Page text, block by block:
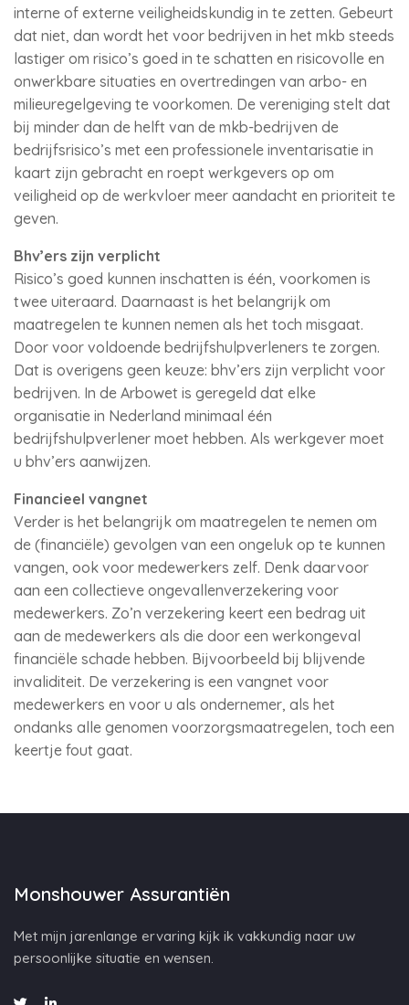
interne of externe veiligheidskundig in te zetten. Gebeurt
dat niet, dan wordt het voor bedrijven in het mkb steeds
lastiger om risico’s goed in te schatten en risicovolle en
onwerkbare situaties en overtredingen van arbo- en
milieuregelgeving te voorkomen. De vereniging stelt dat
bij minder dan de helft van de mkb-bedrijven de
bedrijfsrisico’s met een professionele inventarisatie in
kaart zijn gebracht en roept werkgevers op om
veiligheid op de werkvloer meer aandacht en prioriteit te
geven.
Bhv’ers zijn verplicht
Risico’s goed kunnen inschatten is één, voorkomen is
twee uiteraard. Daarnaast is het belangrijk om
maatregelen te kunnen nemen als het toch misgaat.
Door voor voldoende bedrijfshulpverleners te zorgen.
Dat is overigens geen keuze: bhv’ers zijn verplicht voor
bedrijven. In de Arbowet is geregeld dat elke
organisatie in Nederland minimaal één
bedrijfshulpverlener moet hebben. Als werkgever moet
u bhv’ers aanwijzen.
Financieel vangnet
Verder is het belangrijk om maatregelen te nemen om
de (financiële) gevolgen van een ongeluk op te kunnen
vangen, ook voor medewerkers zelf. Denk daarvoor
aan een collectieve ongevallenverzekering voor
medewerkers. Zo’n verzekering keert een bedrag uit
aan de medewerkers als die door een werkongeval
financiële schade hebben. Bijvoorbeeld bij blijvende
invaliditeit. De verzekering is een vangnet voor
medewerkers en voor u als ondernemer, als het
ondanks alle genomen voorzorgsmaatregelen, toch een
keertje fout gaat.
Monshouwer Assurantiën
Met mijn jarenlange ervaring kijk ik vakkundig naar uw
persoonlijke situatie en wensen.